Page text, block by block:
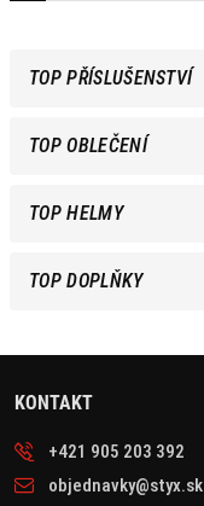
TOP PŘÍSLUŠENSTVÍ
TOP OBLEČENÍ
TOP HELMY
TOP DOPLŇKY
KONTAKT
+421 905 203 392
objednavky@styx.sk